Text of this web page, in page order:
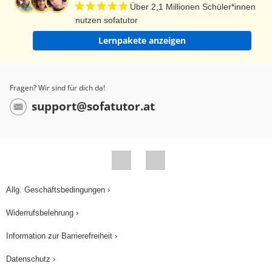
Über 2,1 Millionen Schüler*innen
nutzen sofatutor
Lernpakete anzeigen
Fragen? Wir sind für dich da!
support@sofatutor.at
Allg. Geschäftsbedingungen ›
Widerrufsbelehrung ›
Information zur Barrierefreiheit ›
Datenschutz ›